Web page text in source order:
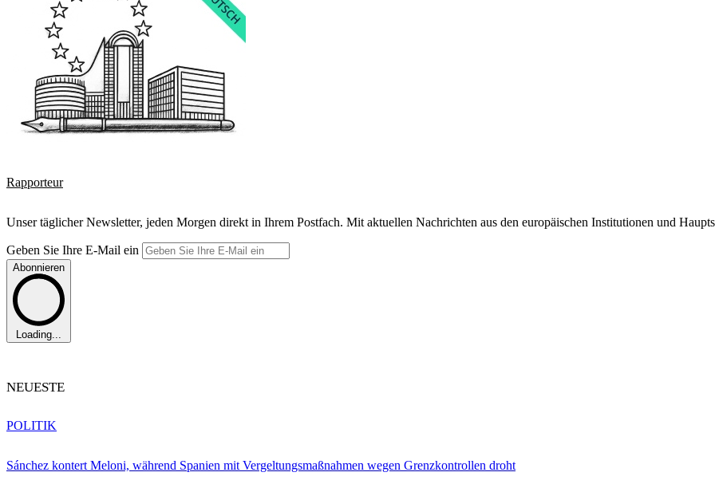
Rapporteur
Unser täglicher Newsletter, jeden Morgen direkt in Ihrem Postfach. Mit aktuellen Nachrichten aus den europäischen Institutionen und
Geben Sie Ihre E-Mail ein
Abonnieren
Loading...
NEUESTE
Sánchez kontert Meloni, während Spanien mit Vergeltungsmaßnahmen wegen Grenzkontrollen droht
POLITIK